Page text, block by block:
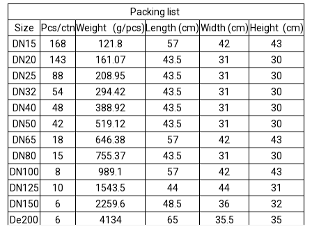
150(160) 285.00240.00184.30160.80159.90151.0022.00 86.20
De180
285.00240.00202.60180.80179.90166.0022.00 97.00
De200
340.00295.00227.00201.00199.90190.0022.00106.20
200(225) 340.00295.00254.10226.20224.90216.0022.00118.70
De250
395.00350.00281.30251.30249.90239.5022.00131.20
250(280) 405.00350.00310.40281.50279.90264.0022.00147.00
300(315) 445.00400.00354.60316.70314.90302.0022.00167.70
350(355) 510.00450.00391.00356.80355.00326.0024.00184.00
400(400) 570.00500.00442.00401.80400.30386.3027.00207.00
Packing list
Size
Pcs/ctnWeight (g/pcs) Length (cm)Width (cm) Height (cm)
DN15
168 121.8 57 42
43
DN20
143 161.07 43.5 31
30
DN25
88 208.95 43.5 31
30
DN32
54 294.42 43.5 31
30
DN40
48 388.92 43.5 31
30
DN50
42 519.12 43.5 31
30
DN65
18 646.38 57 42
43
DN80
15 755.37 43.5 31
30
DN100
8 989.1 57 42
43
DN125
10 1543.5 44 44
31
DN150
6 2259.6 48.5 36
32
De200
6 4134 65 35.5
35